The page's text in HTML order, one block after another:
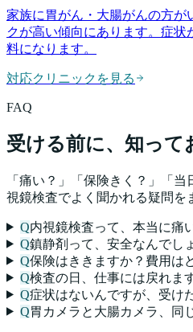
家族に胃がん・大腸がんの方が
クが高い傾向にあります。症
料になります。
対応クリニックを見る
FAQ
受ける前に、知って
「痛い？」「保険きく？」「
視鏡検査でよく聞かれる疑問を
Q内視鏡検査って、本当に痛
Q鎮静剤って、安全なんでし
Q保険はききますか？費用は
Q検査の日、仕事には戻れま
Q症状はないんですが、受け
Q胃カメラと大腸カメラ、同